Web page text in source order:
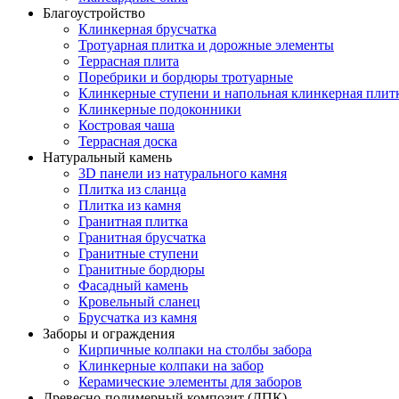
Благоустройство
Клинкерная брусчатка
Тротуарная плитка и дорожные элементы
Террасная плита
Поребрики и бордюры тротуарные
Клинкерные ступени и напольная клинкерная
Клинкерные подоконники
Костровая чаша
Террасная доска
Натуральный камень
3D панели из натурального камня
Плитка из сланца
Плитка из камня
Гранитная плитка
Гранитная брусчатка
Гранитные ступени
Гранитные бордюры
Фасадный камень
Кровельный сланец
Брусчатка из камня
Заборы и ограждения
Кирпичные колпаки на столбы забора
Клинкерные колпаки на забор
Керамические элементы для заборов